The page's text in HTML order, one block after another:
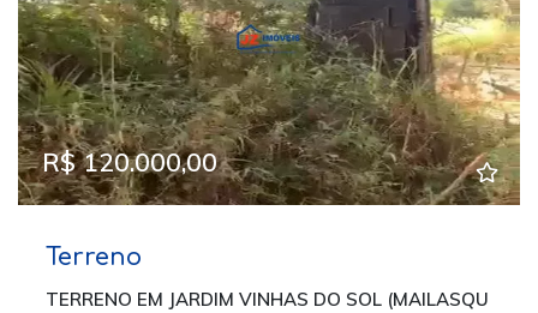
R$ 120.000,00
Terreno
TERRENO EM JARDIM VINHAS DO SOL (MAILASQU